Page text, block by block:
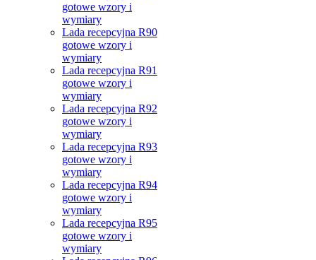
gotowe wzory i
wymiary
Lada recepcyjna R90
gotowe wzory i
wymiary
Lada recepcyjna R91
gotowe wzory i
wymiary
Lada recepcyjna R92
gotowe wzory i
wymiary
Lada recepcyjna R93
gotowe wzory i
wymiary
Lada recepcyjna R94
gotowe wzory i
wymiary
Lada recepcyjna R95
gotowe wzory i
wymiary